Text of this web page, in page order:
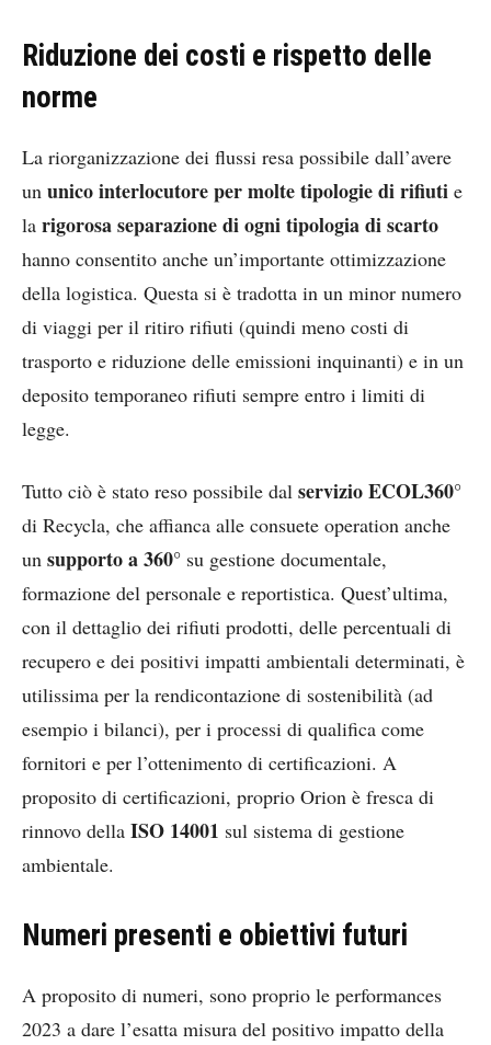
Riduzione dei costi e rispetto delle
norme
La riorganizzazione dei flussi resa possibile dall’avere
un unico interlocutore per molte tipologie di rifiuti e
la rigorosa separazione di ogni tipologia di scarto
hanno consentito anche un’importante ottimizzazione
della logistica. Questa si è tradotta in un minor numero
di viaggi per il ritiro rifiuti (quindi meno costi di
trasporto e riduzione delle emissioni inquinanti) e in un
deposito temporaneo rifiuti sempre entro i limiti di
legge.
Tutto ciò è stato reso possibile dal servizio ECOL360°
di Recycla, che affianca alle consuete operation anche
un supporto a 360° su gestione documentale,
formazione del personale e reportistica. Quest’ultima,
con il dettaglio dei rifiuti prodotti, delle percentuali di
recupero e dei positivi impatti ambientali determinati, è
utilissima per la rendicontazione di sostenibilità (ad
esempio i bilanci), per i processi di qualifica come
fornitori e per l’ottenimento di certificazioni. A
proposito di certificazioni, proprio Orion è fresca di
rinnovo della ISO 14001 sul sistema di gestione
ambientale.
Numeri presenti e obiettivi futuri
A proposito di numeri, sono proprio le performances
2023 a dare l’esatta misura del positivo impatto della